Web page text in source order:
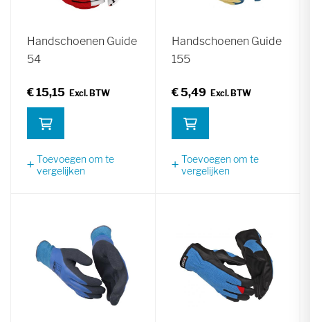
Handschoenen Guide
54
€ 15,15
Toevoegen om te
vergelijken
Handschoenen Guide
155
€ 5,49
Toevoegen om te
vergelijken